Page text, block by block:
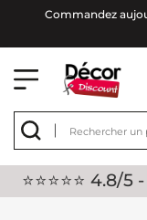
Commandez
⭐⭐⭐⭐⭐